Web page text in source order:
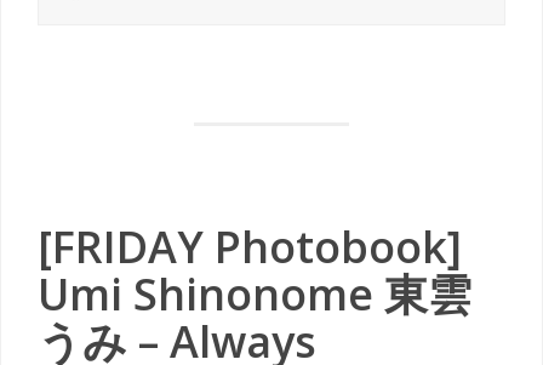
[FRIDAY Photobook]
Umi Shinonome 東雲
うみ – Always